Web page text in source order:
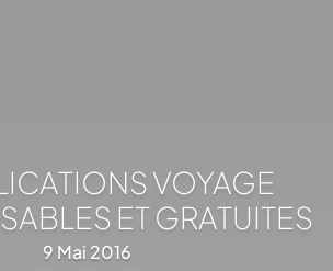
VOYAGE
ET GRATUITES
9 Mai 2016